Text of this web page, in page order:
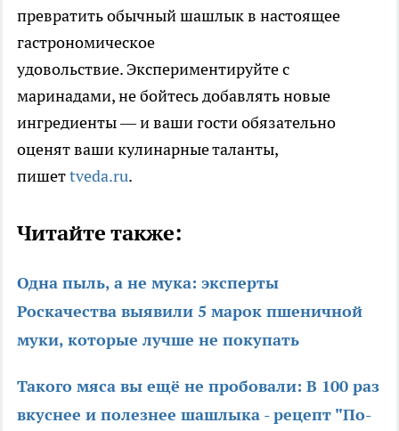
превратить обычный шашлык в настоящее
гастрономическое
удовольствие. Экспериментируйте с
маринадами, не бойтесь добавлять новые
ингредиенты — и ваши гости обязательно
оценят ваши кулинарные таланты,
пишетtveda.ru.
Читайте также:
Одна пыль, а не мука: эксперты
Роскачества выявили 5 марок пшеничной
муки, которые лучше не покупать
Такого мяса вы ещё не пробовали: В 100 раз
вкуснее и полезнее шашлыка - рецепт "По-